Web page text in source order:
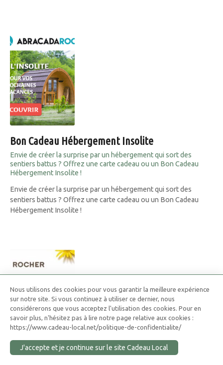
Bon Cadeau Hébergement Insolite
Envie de créer la surprise par un hébergement qui sort des
sentiers battus ? Offrez une carte cadeau ou un Bon Cadeau
Hébergement Insolite !
Envie de créer la surprise par un hébergement qui sort des
sentiers battus ? Offrez une carte cadeau ou un Bon Cadeau
Hébergement Insolite !
Nous utilisons des cookies pour vous garantir la meilleure expérience
sur notre site. Si vous continuez à utiliser ce dernier, nous
considérerons que vous acceptez l'utilisation des cookies. Pour en
savoir plus, n'hésitez pas à lire notre page relative aux cookies :
https://www.cadeau-local.net/politique-de-confidentialite/
J'accepte et je continue sur le site Cadeau Local